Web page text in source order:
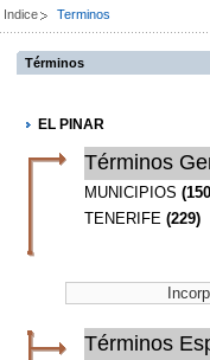
Indice Terminos
Términos
EL PINAR
Términos
MUNICIPIOS
TENERIFE (229)
Términos